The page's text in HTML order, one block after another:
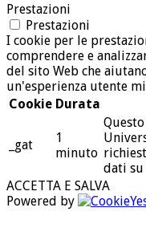
Prestazioni
Prestazioni
I cookie per le
comprendere e
del sito Web che
un'esperienza utente
Cookie Durata
_gat
1
minuto
dati
ACCETTA E SALVA
Powered by